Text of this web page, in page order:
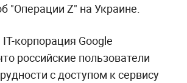
"Операции Z" на Украине.
корпорация Google
российские пользователи
с доступом к сервису